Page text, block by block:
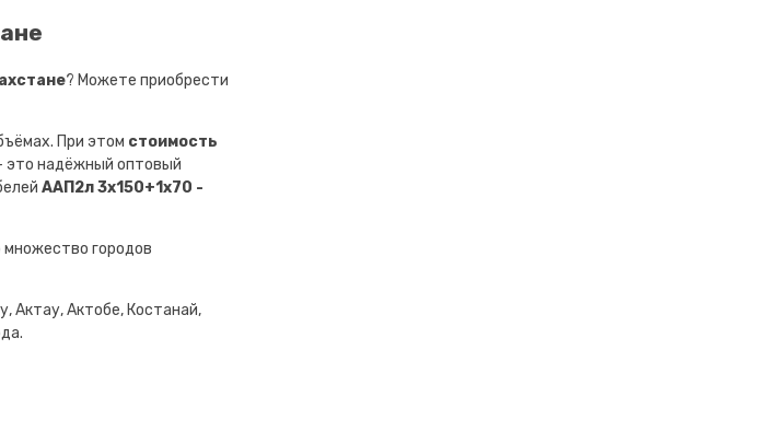
? Можете приобрести
При этом стоимость
это надёжный оптовый
ААП2л 3х150+1х70 -
городов
Актау, Актобе, Костанай,